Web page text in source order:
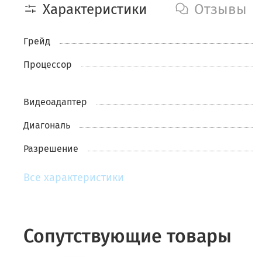
Характеристики Отзывы
Грейд
Пpоцессор
Видеоадаптер
Диагональ
Разрешение
Все характеристики
Сопутствующие товары